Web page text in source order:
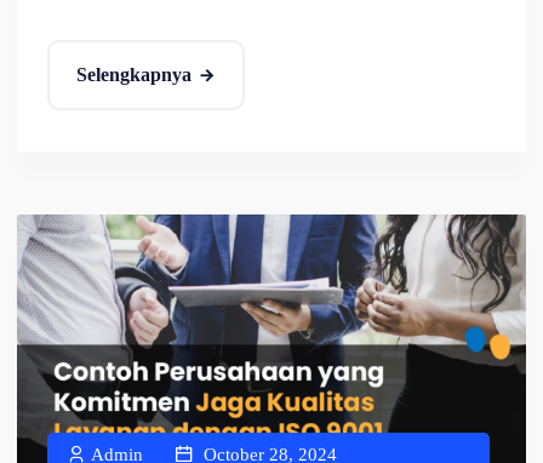
Selengkapnya
Admin
October 28, 2024